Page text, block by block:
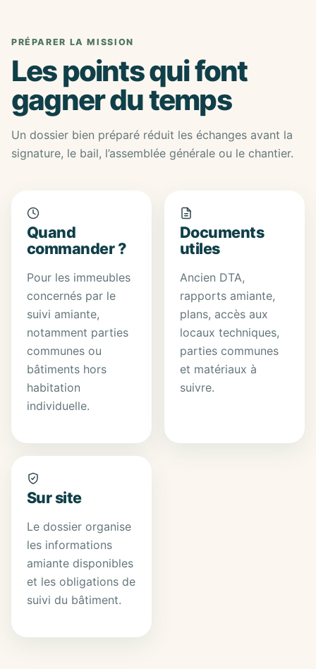
PRÉPARER LA MISSION
Les points qui font
gagner du temps
Un dossier bien préparé réduit les échanges avant la
signature, le bail, l’assemblée générale ou le chantier.
Quand
commander ?
Pour les immeubles
concernés par le
suivi amiante,
notamment parties
communes ou
bâtiments hors
habitation
individuelle.
Documents
utiles
Ancien DTA,
rapports amiante,
plans, accès aux
locaux techniques,
parties communes
et matériaux à
suivre.
Sur site
Le dossier organise
les informations
amiante disponibles
et les obligations de
suivi du bâtiment.